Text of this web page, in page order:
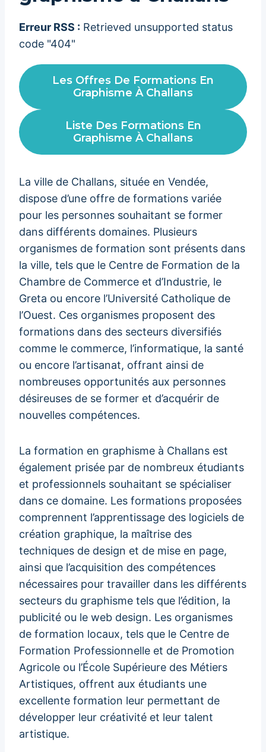
Erreur RSS : Retrieved unsupported status
code "404"
Les Offres De Formations En
Graphisme À Challans
Liste Des Formations En
Graphisme À Challans
La ville de Challans, située en Vendée,
dispose d’une offre de formations variée
pour les personnes souhaitant se former
dans différents domaines. Plusieurs
organismes de formation sont présents dans
la ville, tels que le Centre de Formation de la
Chambre de Commerce et d’Industrie, le
Greta ou encore l’Université Catholique de
l’Ouest. Ces organismes proposent des
formations dans des secteurs diversifiés
comme le commerce, l’informatique, la santé
ou encore l’artisanat, offrant ainsi de
nombreuses opportunités aux personnes
désireuses de se former et d’acquérir de
nouvelles compétences.
La formation en graphisme à Challans est
également prisée par de nombreux étudiants
et professionnels souhaitant se spécialiser
dans ce domaine. Les formations proposées
comprennent l’apprentissage des logiciels de
création graphique, la maîtrise des
techniques de design et de mise en page,
ainsi que l’acquisition des compétences
nécessaires pour travailler dans les différents
secteurs du graphisme tels que l’édition, la
publicité ou le web design. Les organismes
de formation locaux, tels que le Centre de
Formation Professionnelle et de Promotion
Agricole ou l’École Supérieure des Métiers
Artistiques, offrent aux étudiants une
excellente formation leur permettant de
développer leur créativité et leur talent
artistique.